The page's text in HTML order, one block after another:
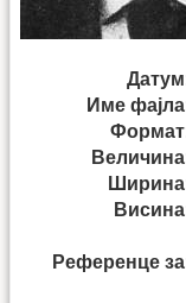
Име
Референце